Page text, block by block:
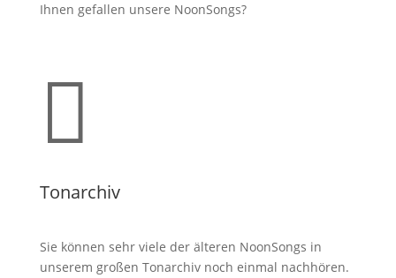
Ihnen gefallen unsere NoonSongs?

Tonarchiv
Sie können sehr viele der älteren NoonSongs in
unserem großen Tonarchiv noch einmal nachhören.